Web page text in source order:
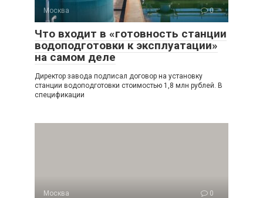
Москва 0
Что входит в «готовность станции
водоподготовки к эксплуатации»
на самом деле
Директор завода подписал договор на установку
станции водоподготовки стоимостью 1,8 млн рублей. В
спецификации
Москва 0